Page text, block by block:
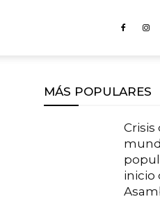
MÁS POPULARES
Crisis
inicio